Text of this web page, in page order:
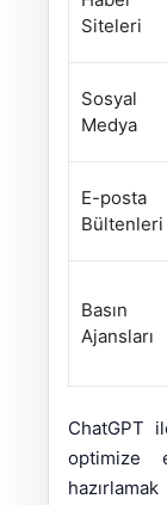
Siteleri
Sosyal
Medya
E-posta
Bültenleri
Basın
Ajansları
ChatGPT
optimize